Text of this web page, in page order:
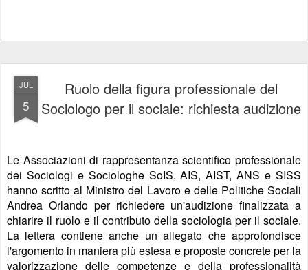
JUL
5
Ruolo della figura professionale del
Sociologo per il sociale: richiesta audizione
Le Associazioni di rappresentanza scientifico professionale
dei Sociologi e Sociologhe SoIS, AIS, AIST, ANS e SISS
hanno scritto al Ministro del Lavoro e delle Politiche Sociali
Andrea Orlando per richiedere un'audizione finalizzata a
chiarire il ruolo e il contributo della sociologia per il sociale.
La lettera contiene anche un allegato che approfondisce
l'argomento in maniera più estesa e proposte concrete per la
valorizzazione delle competenze e della professionalità